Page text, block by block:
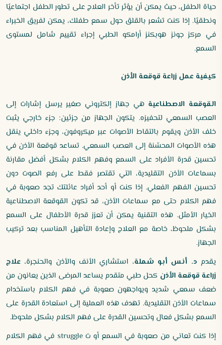
حياة الطفل، حيث يمكن أن يؤثر تأخر العلاج على تطور الطفل اجتماعيًا
ونطقيًا. إذا كنت تشعر بالقلق حول سمع طفلك، يمكن لفريق الخبراء
في مركز جونز هوبكنز أرامكو الطبي إجراء تقييم شامل لمستوى
السمع.
كيفية عمل زراعة قوقعة الأذن
القوقعة الاصطناعية هي جهاز إلكتروني صغير يرسل إشارات إلى
العصب السمعي لتحفيزه. يتكون الجهاز من جزئين: جزء خارجي يثبت
خلف الأذن ويقوم بالتقاط الأصوات عبر ميكروفون، وجزء داخلي ينقل
هذه الأصوات المحسّنة إلى العصب السمعي. تساعد قوقعة الأذن في
تحسين قدرة الأفراد على السمع وفهم الكلام بشكل أفضل مقارنة
بسماعات الأذن التقليدية، التي تقتصر فقط على رفع الصوت دون
تحسين الفهم الفعلي. إذا كنت أو أحد أفراد عائلتك تجد صعوبة في
فهم الكلام حتى مع سماعات الأذن، قد تكون القوقعة الاصطناعية
الخيار الأمثل. هذه التقنية يمكن أن تعزز قدرة الأطفال على السمع
بشكل ملحوظ، خاصة مع العلاج وإعادة التأهيل المناسب بعد تركيب
الجهاز.
يقدم د. أنس أبو شملة، استشاري الأنف والأذن والحنجرة، علاج
زراعة قوقعة الأذن كحل طبي متقدم يساعد المرضى الذين يعانون من
ضعف سمعي شديد ويواجهون صعوبة في فهم الكلام باستخدام
سماعات الأذن التقليدية. تهدف هذه العملية إلى استعادة القدرة على
السمع بشكل فعال وتحسين القدرة على فهم الكلام بشكل ملحوظ.
إذا كنت تعاني من صعوبة في السمع أو ت struggle في فهم الكلام